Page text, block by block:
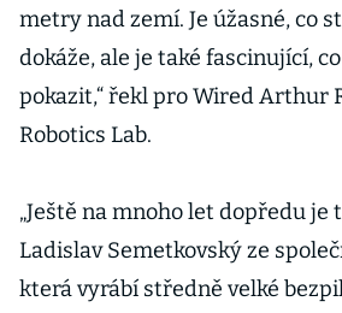
metry nad zemí. Je úžasné, co
dokáže, ale je také fascinující,
pokazit,“ řekl pro Wired Arthur
Robotics Lab.
„Ještě na mnoho let dopředu je
Ladislav Semetkovský ze
která vyrábí středně velké